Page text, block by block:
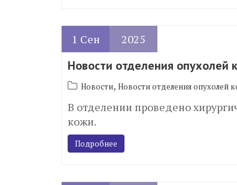
1 Сен 2025
Новости отделения опухолей
Новости, Новости отделения опухолей
В отделении проведено
кожи.
Подробнее